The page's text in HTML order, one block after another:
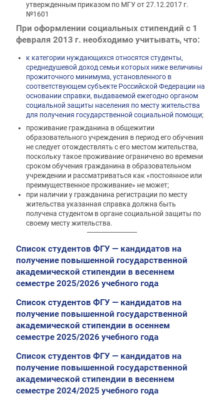
утвержденным приказом по МГУ от 27.12.2017 г.
№1601
При оформлении социальных стипендий с 1
февраля 2013 г. необходимо учитывать, что:
к категории нуждающихся относятся студенты,
среднедушевой доход семьи которых ниже величины
прожиточного минимума, установленного в
соответствующем субъекте Российской Федерации на
основании справки, выдаваемой ежегодно органом
социальной защиты населения по месту жительства
для получения государственной социальной помощи;
проживание гражданина в общежитии
образовательного учреждения в период его обучения
не следует отождествлять с его местом жительства,
поскольку такое проживание ограничено во времени
сроком обучения гражданина в образовательном
учреждении и рассматриваться как «постоянное или
преимущественное проживание» не может;
при наличии у гражданина регистрации по месту
жительства указанная справка должна быть
получена студентом в органе социальной защиты по
своему месту жительства.
Список студентов ФГУ — кандидатов на
получение повышенной государственной
академической стипендии в весеннем
семестре 2025/2026 учебного года
Список студентов ФГУ — кандидатов на
получение повышенной государственной
академической стипендии в осеннем
семестре 2025/2026 учебного года
Список студентов ФГУ — кандидатов на
получение повышенной государственной
академической стипендии в весеннем
семестре 2024/2025 учебного года